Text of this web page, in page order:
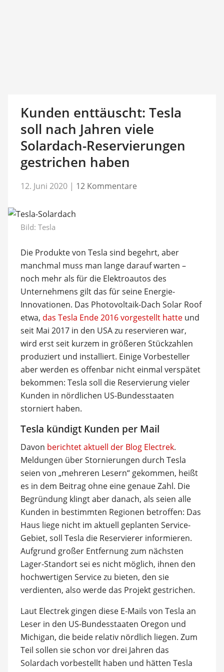
Kunden enttäuscht: Tesla
soll nach Jahren viele
Solardach-Reservierungen
gestrichen haben
12. Juni 2020 | 12 Kommentare
Bild: Tesla
Die Produkte von Tesla sind begehrt, aber
manchmal muss man lange darauf warten –
noch mehr als für die Elektroautos des
Unternehmens gilt das für seine Energie-
Innovationen. Das Photovoltaik-Dach Solar Roof
etwa, das Tesla Ende 2016 vorgestellt hatteund
seit Mai 2017 in den USA zu reservieren war,
wird erst seit kurzem in größeren Stückzahlen
produziert und installiert. Einige Vorbesteller
aber werden es offenbar nicht einmal verspätet
bekommen: Tesla soll die Reservierung vieler
Kunden in nördlichen US-Bundesstaaten
storniert haben.
Tesla kündigt Kunden per Mail
Davon berichtet aktuell der Blog Electrek.
Meldungen über Stornierungen durch Tesla
seien von „mehreren Lesern“ gekommen, heißt
es in dem Beitrag ohne eine genaue Zahl. Die
Begründung klingt aber danach, als seien alle
Kunden in bestimmten Regionen betroffen: Das
Haus liege nicht im aktuell geplanten Service-
Gebiet, soll Tesla die Reservierer informieren.
Aufgrund großer Entfernung zum nächsten
Lager-Standort sei es nicht möglich, ihnen den
hochwertigen Service zu bieten, den sie
verdienten, also werde das Projekt gestrichen.
Laut Electrek gingen diese E-Mails von Tesla an
Leser in den US-Bundesstaaten Oregon und
Michigan, die beide relativ nördlich liegen. Zum
Teil sollen sie schon vor drei Jahren das
Solardach vorbestellt haben und hätten Tesla